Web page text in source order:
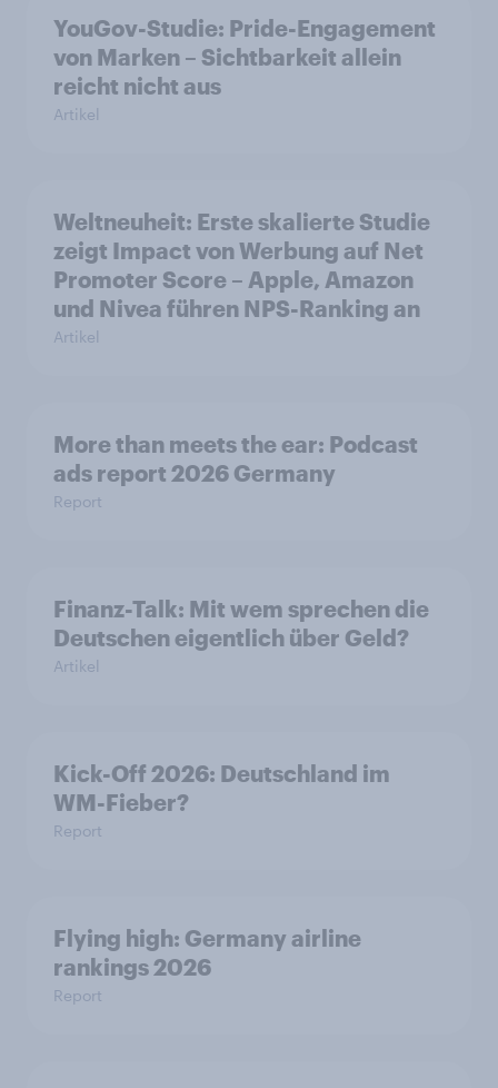
YouGov-Studie: Pride-Engagement
von Marken – Sichtbarkeit allein
reicht nicht aus
Artikel
Weltneuheit: Erste skalierte Studie
zeigt Impact von Werbung auf Net
Promoter Score – Apple, Amazon
und Nivea führen NPS-Ranking an
Artikel
More than meets the ear: Podcast
ads report 2026 Germany
Report
Finanz-Talk: Mit wem sprechen die
Deutschen eigentlich über Geld?
Artikel
Kick-Off 2026: Deutschland im
WM-Fieber?
Report
Flying high: Germany airline
rankings 2026
Report